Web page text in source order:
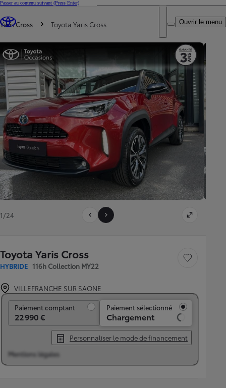
Passer au contenu suivant (Press Enter)
Trouvez un partenaire Toyota
DEALER NAME
Ouvrir le menu
Vous êtes ici
Yaris Cross Toyota Yaris Cross
1/24
Toyota Yaris Cross
HYBRIDE 116h Collection MY22
Sauvegarder le
VILLEFRANCHE SUR SAONE
Paiement comptant
22 990 €
Paiement sélectionné
Chargement
Personnaliser le mode de financement
Mentions légales